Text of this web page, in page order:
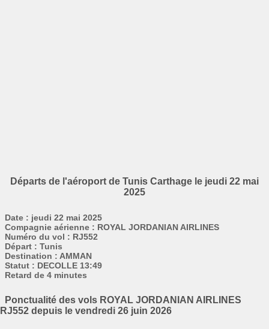
Départs de l'aéroport de Tunis Carthage le jeudi 22 mai
2025
Date : jeudi 22 mai 2025
Compagnie aérienne : ROYAL JORDANIAN AIRLINES
Numéro du vol : RJ552
Départ : Tunis
Destination : AMMAN
Statut : DECOLLE 13:49
Retard de 4 minutes
Ponctualité des vols ROYAL JORDANIAN AIRLINES
RJ552 depuis le vendredi 26 juin 2026